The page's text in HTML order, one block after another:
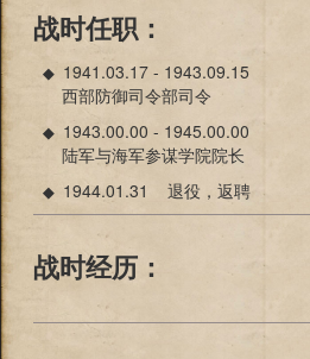
战时任职：
◆1941.03.17 - 1943.09.15
西部防御司令部司令
◆1943.00.00 - 1945.00.00
陆军与海军参谋学院院长
◆1944.01.31 退役，返聘
战时经历：